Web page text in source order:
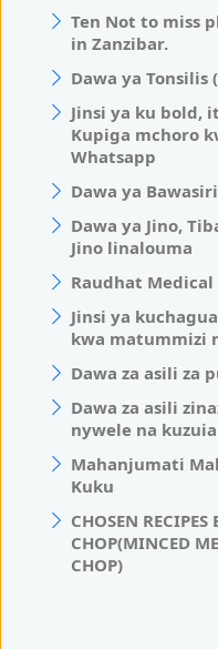
Ten Not to miss
in Zanzibar.
Dawa ya Tonsilis
Jinsi ya ku bold,
Kupiga mchoro
Whatsapp
Dawa ya Bawasiri
Dawa ya Jino,
Jino linalouma
Raudhat Medical
Jinsi ya
kwa matummizi
Dawa za asili za
Dawa za asili
nywele na
Mahanjumati
Kuku
CHOSEN RECIPES
CHOP(MINCED
CHOP)